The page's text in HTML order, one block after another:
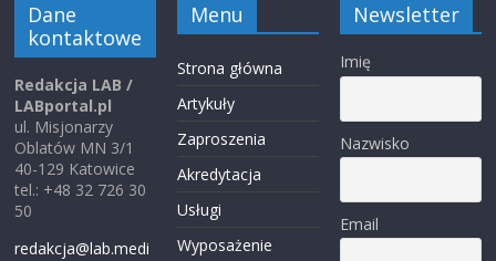
Dane
kontaktowe
Redakcja LAB /
LABportal.pl
ul. Misjonarzy
Oblatów MN 3/1
40-129 Katowice
tel.: +48 32 726 30
50
redakcja@lab.medi
Menu
Strona główna
Artykuły
Zaproszenia
Akredytacja
Usługi
Wyposażenie
Newsletter
Imię
Nazwisko
Email